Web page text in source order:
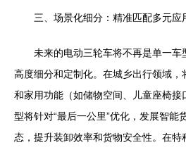
三、场景化细分：精准匹配多元应
未来的电动三轮车将不再是单一
高度细分和定制化。在城乡出行领域
和家用功能（如储物空间、儿童座椅
型将针对“最后一公里”优化，发展智能
态，提升装卸效率和货物安全性。在